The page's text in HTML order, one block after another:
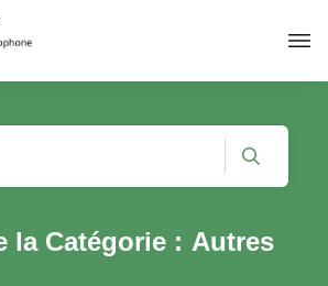
la Catégorie : Autres